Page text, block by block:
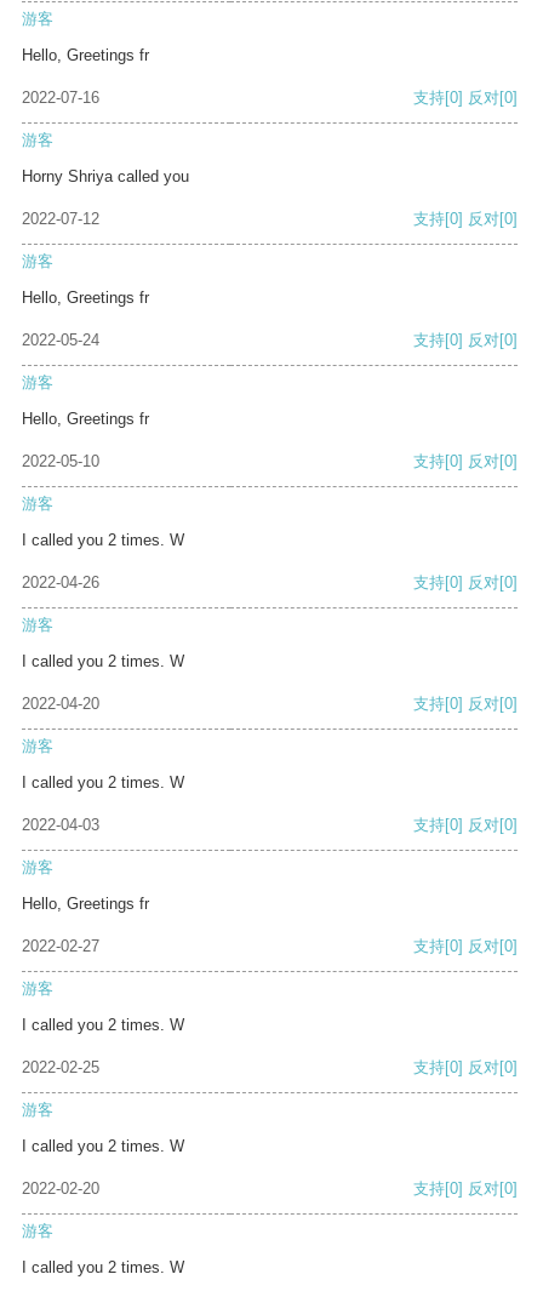
游客
Hello, Greetings fr
2022-07-16 支持[0] 反对[0]
游客
Horny Shriya called you
2022-07-12 支持[0] 反对[0]
游客
Hello, Greetings fr
2022-05-24 支持[0] 反对[0]
游客
Hello, Greetings fr
2022-05-10 支持[0] 反对[0]
游客
I called you 2 times. W
2022-04-26 支持[0] 反对[0]
游客
I called you 2 times. W
2022-04-20 支持[0] 反对[0]
游客
I called you 2 times. W
2022-04-03 支持[0] 反对[0]
游客
Hello, Greetings fr
2022-02-27 支持[0] 反对[0]
游客
I called you 2 times. W
2022-02-25 支持[0] 反对[0]
游客
I called you 2 times. W
2022-02-20 支持[0] 反对[0]
游客
I called you 2 times. W